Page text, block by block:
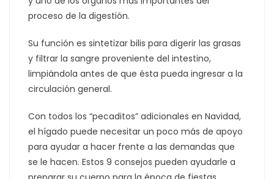
proceso de la digestión.
Su función es sintetizar bilis para digerir las grasas
y filtrar la sangre proveniente del intestino,
limpiándola antes de que ésta pueda ingresar a la
circulación general.
Con todos los “pecaditos” adicionales en Navidad,
el hígado puede necesitar un poco más de apoyo
para ayudar a hacer frente a las demandas que
se le hacen. Estos 9 consejos pueden ayudarle a